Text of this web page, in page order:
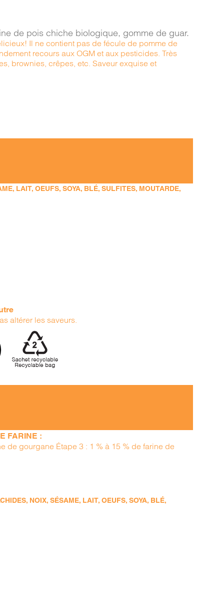
de pois chiche biologique, gomme de guar.
Il ne contient pas de fécule de pomme de
recours aux OGM et aux pesticides. Très
brownies, crêpes, etc. Saveur exquise et
LAIT, OEUFS, SOYA, BLÉ, SULFITES, MOUTARDE,
altérer les saveurs.
FARINE :
de gourgane Étape 3 : 1 % à 15 % de farine de
NOIX, SÉSAME, LAIT, OEUFS, SOYA, BLÉ,